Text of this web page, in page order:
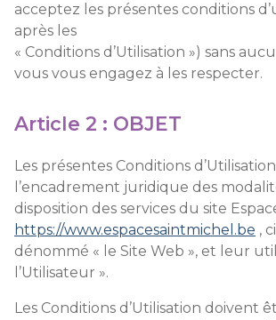
acceptez les présentes conditions
après les
« Conditions d’Utilisation ») sans
vous vous engagez à les respecter.
Article 2 : OBJET
Les présentes Conditions
l’encadrement juridique des
disposition des services du site
https://www.espacesaintmichel.be ,
dénommé « le Site Web », et leur
l’Utilisateur ».
Les Conditions d’Utilisation doivent